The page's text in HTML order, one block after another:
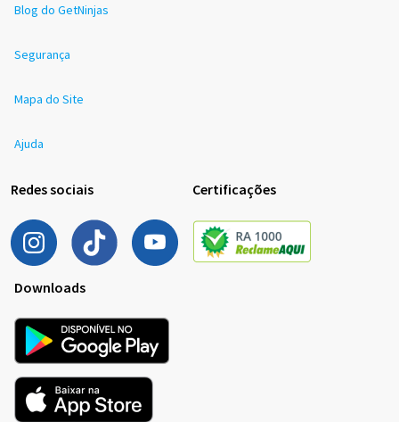
Blog do GetNinjas
Segurança
Mapa do Site
Ajuda
Redes sociais Certificações
Downloads